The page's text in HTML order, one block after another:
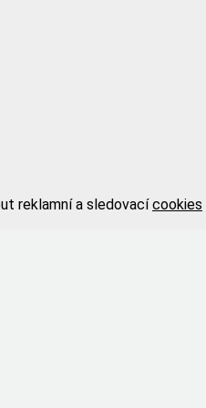
reklamní a sledovacícookies